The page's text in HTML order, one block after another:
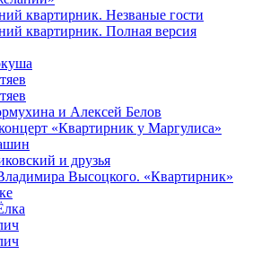
квартирник. Незваные гости
квартирник. Полная версия
и Алексей Белов
«Квартирник у Маргулиса»
и друзья
Высоцкого. «Квартирник»